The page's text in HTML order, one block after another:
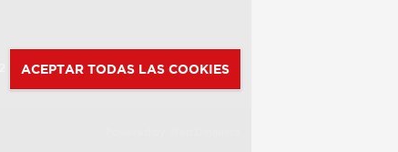
ACEPTAR TODAS LAS COOKIES